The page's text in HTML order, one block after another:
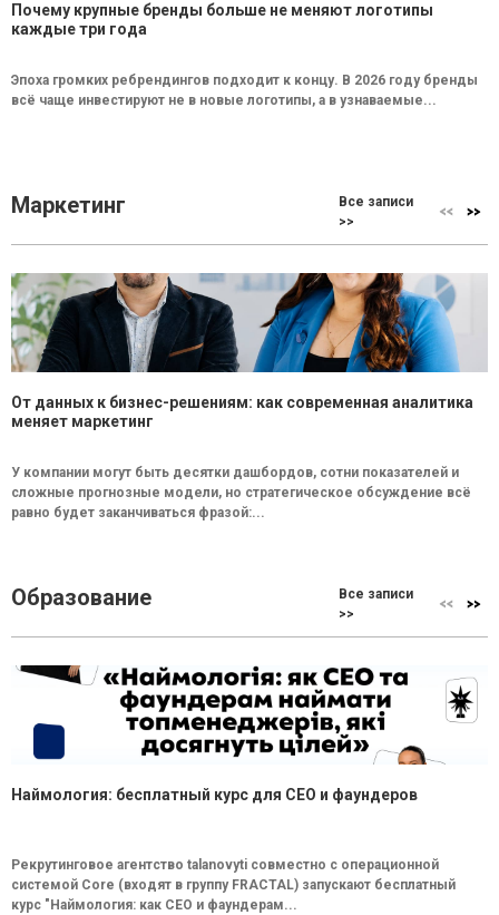
Почему крупные бренды больше не меняют логотипы
каждые три года
Эпоха громких ребрендингов подходит к концу. В 2026 году бренды
всё чаще инвестируют не в новые логотипы, а в узнаваемые...
Маркетинг
Все записи
>>
От данных к бизнес-решениям: как современная аналитика
меняет маркетинг
У компании могут быть десятки дашбордов, сотни показателей и
сложные прогнозные модели, но стратегическое обсуждение всё
равно будет заканчиваться фразой:...
Образование
Все записи
>>
Наймология: бесплатный курс для CEO и фаундеров
Рекрутинговое агентство talanovyti совместно с операционной
системой Core (входят в группу FRACTAL) запускают бесплатный
курс "Наймология: как СEO и фаундерам...